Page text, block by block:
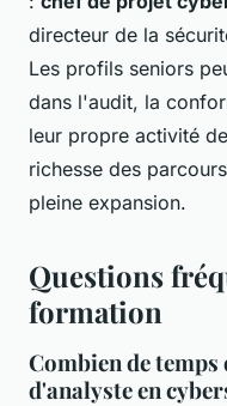
directeur de la
Les profils seniors
dans l'audit, la
leur propre activité
richesse des
pleine expansion.
Questions
formation
Combien de
d'analyste en